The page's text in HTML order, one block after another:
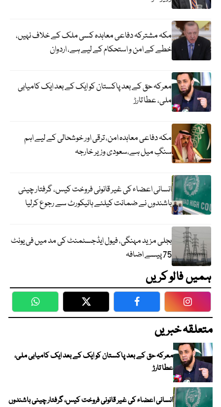
مکہ مشترکہ دفاعی معاہدہ کسی ملک کے خلاف نہیں،
خطے کے امن و استحکام کے لیے ہے، اردوان
معرکہ حق کے بعد پاکستان کو ایک کے بعد ایک کامیابی
ملی، عطا تارڑ
مکہ دفاعی معاہدہ امن، ترقی اور خوشحالی کے لیے اہم
سنگِ میل ہے،سعودی وزیر خارجہ
انسانی اعضاء کی غیر قانونی فروخت کیس، گرفتار چینی
باشندوں نے ضمانت کیلئے ہائیکورٹ سے رجوع کرلیا
بجلی مزید مہنگی، فیول ایڈجسٹمنٹ کی مد میں فی یونٹ
75 پیسے اضافہ
ہمیں فالو کریں
WhatsApp Twitter Facebook
متعلقہ خبریں
معرکہ حق کے بعد پاکستان کو ایک کے بعد ایک کامیابی ملی،
عطا تارڑ
انسانی اعضاء کی غیر قانونی فروخت کیس، گرفتار چینی باشندوں